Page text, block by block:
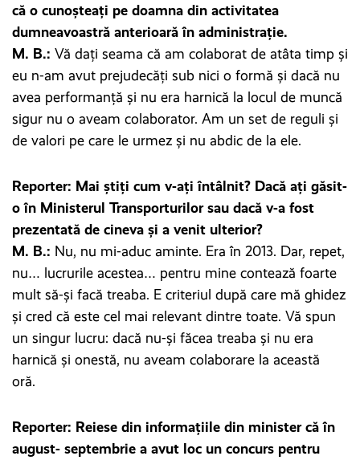
că o cunoșteați pe doamna din activitatea
dumneavoastră anterioară în administrație.
M. B.: Vă dați seama că am colaborat de atâta timp și
eu n-am avut prejudecăți sub nici o formă și dacă nu
avea performanță și nu era harnică la locul de muncă
sigur nu o aveam colaborator. Am un set de reguli și
de valori pe care le urmez și nu abdic de la ele.
Reporter: Mai știți cum v-ați întâlnit? Dacă ați găsit-
o în Ministerul Transporturilor sau dacă v-a fost
prezentată de cineva și a venit ulterior?
M. B.: Nu, nu mi-aduc aminte. Era în 2013. Dar, repet,
nu… lucrurile acestea… pentru mine contează foarte
mult să-și facă treaba. E criteriul după care mă ghidez
și cred că este cel mai relevant dintre toate. Vă spun
un singur lucru: dacă nu-și făcea treaba și nu era
harnică și onestă, nu aveam colaborare la această
oră.
Reporter: Reiese din informațiile din minister că în
august- septembrie a avut loc un concurs pentru